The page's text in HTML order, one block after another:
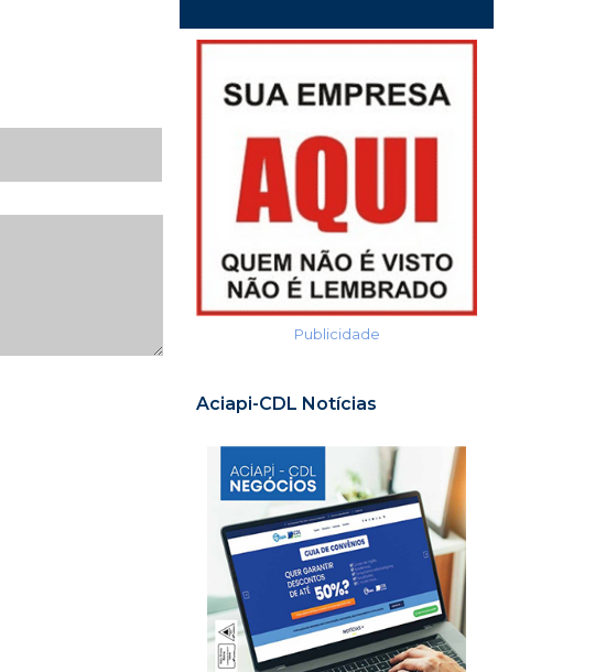
Publicidade
Aciapi-CDL Notícias